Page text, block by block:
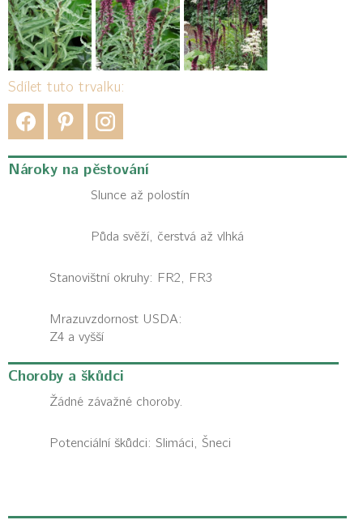
Sdílet tuto trvalku:
Nároky na pěstování
Slunce až polostín
Půda svěží, čerstvá až vlhká
Stanovištní okruhy: FR2, FR3
Mrazuvzdornost USDA:
Z4 a vyšší
Choroby a škůdci
Žádné závažné choroby.
Potenciální škůdci: Slimáci, Šneci